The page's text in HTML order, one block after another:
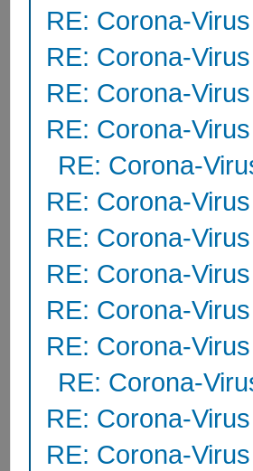
RE: Corona-
RE: Corona-
RE: Corona-
RE: Corona-
RE: Corona-
RE: Corona-
RE: Corona-
RE: Corona-
RE: Corona-
RE: Corona-
RE: Corona-
RE: Corona-
RE: Corona-